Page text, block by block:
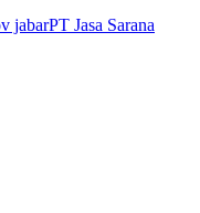
jabarPT Jasa Sarana